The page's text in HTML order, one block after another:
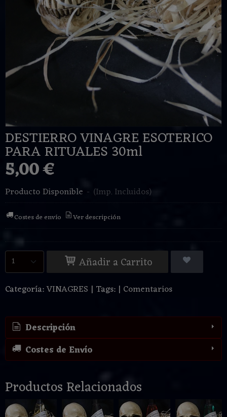
DESTIERRO VINAGRE ESOTERICO
PARA RITUALES 30ml
5,00 €
Producto Disponible - (Imp. Incluidos)
Costes de envío Ver descripción
Añadir a Carrito
Categoría:VINAGRES | Tags: | Comentarios
Descripción
Costes de Envío
Productos Relacionados